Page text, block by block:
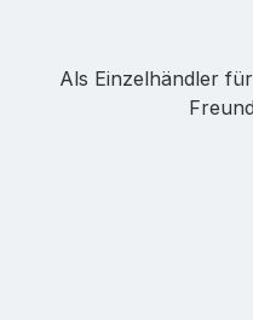
Als Einzelhändler